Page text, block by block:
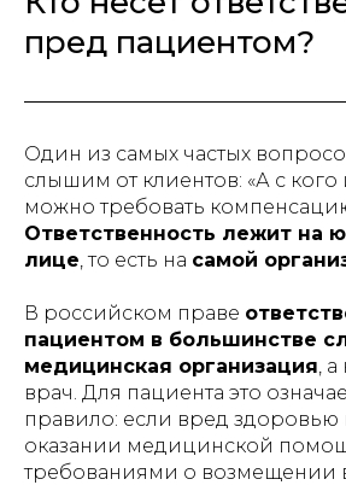
пред пациентом?
Один из самых частых
слышим от клиентов: «А с
можно требовать
Ответственность лежит на
лице, то есть на самой
В российском праве
пациентом в большинстве
медицинская организация,
врач. Для пациента это
правило: если вред
оказании медицинской
требованиями о возмещении